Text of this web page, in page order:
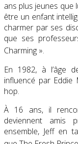
ans plus jeunes que
être un enfant
charmer par ses
que ses
Charming ».
En 1982, à l’âge
influencé par
hop.
À 16 ans, il
deviennent amis
ensemble, Jeff en